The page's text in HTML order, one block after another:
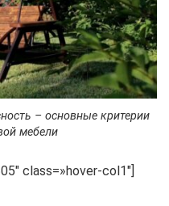
– основные критерии
мебели
class=»hover-col1″]